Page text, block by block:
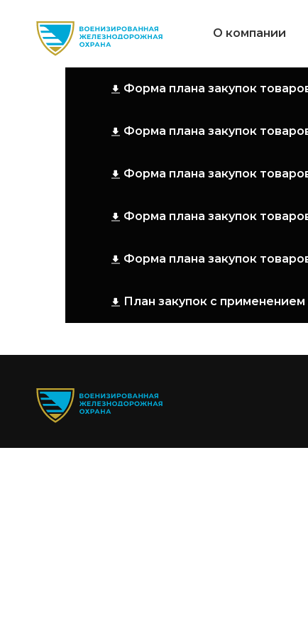
О компании
Форма плана закупок
Форма плана закупок
Форма плана закупок
Форма плана закупок
Форма плана закупок
План закупок с